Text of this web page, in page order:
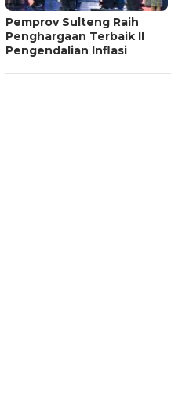
Pemprov Sulteng Raih
Penghargaan Terbaik II
Pengendalian Inflasi